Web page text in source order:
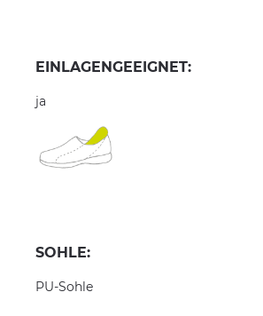
EINLAGENGEEIGNET:
ja
SOHLE:
PU-Sohle